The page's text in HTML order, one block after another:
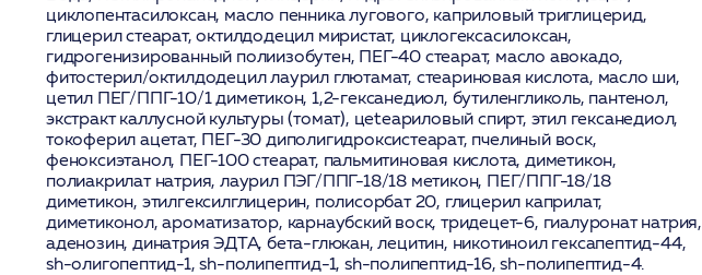
циклопентасилоксан, масло пенника лугового, каприловый триглицерид,
глицерил стеарат, октилдодецил миристат, циклогексасилоксан,
гидрогенизированный полиизобутен, ПЕГ-40 стеарат, масло авокадо,
фитостерил/октилдодецил лаурил глютамат, стеариновая кислота, масло ши,
цетил ПЕГ/ППГ-10/1 диметикон, 1,2-гексанедиол, бутиленгликоль, пантенол,
экстракт каллусной культуры (томат), цeteариловый спирт, этил гексанедиол,
токоферил ацетат, ПЕГ-30 диполигидроксистеарат, пчелиный воск,
феноксиэтанол, ПЕГ-100 стеарат, пальмитиновая кислота, диметикон,
полиакрилат натрия, лаурил ПЭГ/ППГ-18/18 метикон, ПЕГ/ППГ-18/18
диметикон, этилгексилглицерин, полисорбат 20, глицерил каприлат,
диметиконол, ароматизатор, карнаубский воск, тридецет-6, гиалуронат натрия,
аденозин, динатрия ЭДТА, бета-глюкан, лецитин, никотиноил гексапептид-44,
sh-олигопептид-1, sh-полипептид-1, sh-полипептид-16, sh-полипептид-4.